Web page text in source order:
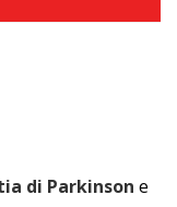
di Parkinson e